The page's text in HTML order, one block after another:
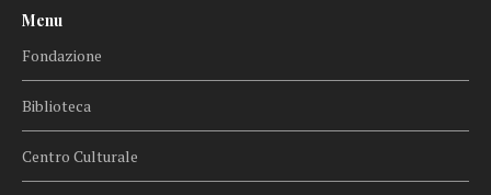
Menu
Fondazione
Biblioteca
Centro Culturale